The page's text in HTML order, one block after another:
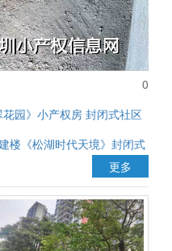
0
园》小产权房 封闭式社区
元
楼《松湖时代天境》封闭式
高 均价7380元 首付3成
更多